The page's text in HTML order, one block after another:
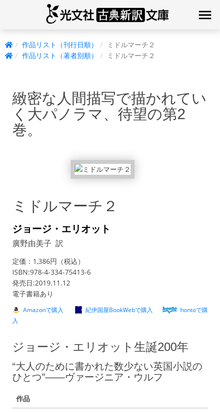
作品リスト（刊行日順）
ミドルマーチ２
作品リスト（著者別順）
ミドルマーチ２
緻密な人間描写で描かれてい
く大パノラマ、待望の第2
巻。
ミドルマーチ２
ジョージ・エリオット
廣野由美子 訳
定価：1,386円（税込）
ISBN:978-4-334-75413-6
発売日:2019.11.12
電子書籍あり
Amazonで購入 紀伊国屋BookWebで購入
hontoで購
入
ジョージ・エリオット生誕200年
“大人のために書かれた数少ない英国小説の
ひとつ”――ヴァージニア・ウルフ
作品